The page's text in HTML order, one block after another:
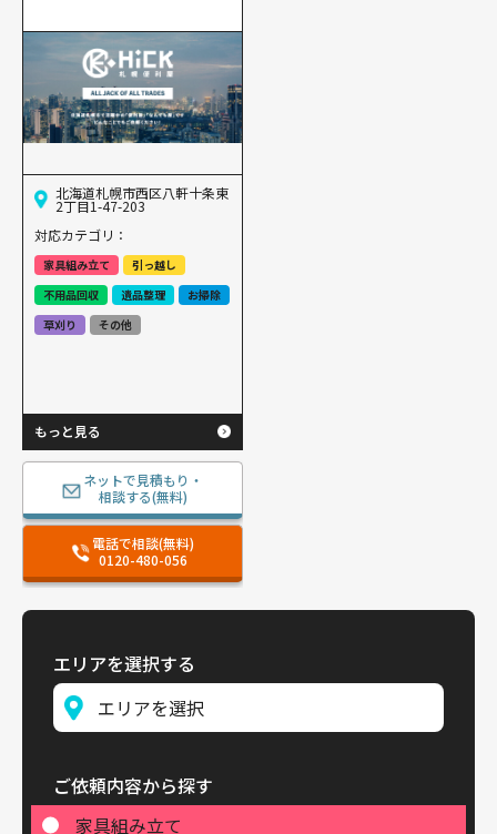
北海道札幌市西区八軒十条東
2丁目1-47-203
対応カテゴリ：
家具組み立て
引っ越し
不用品回収
遺品整理
お掃除
草刈り
その他
もっと見る
ネットで見積もり・
相談する(無料)
電話で相談(無料)
0120-480-056
エリアを選択する
ご依頼内容から探す
家具組み立て